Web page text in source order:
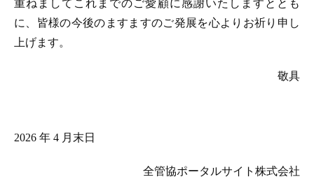
重ねましてこれまでのご愛顧に感謝いたしますととも
に、皆様の今後のますますのご発展を心よりお祈り申し
上げます。
敬具
2026 年 4 月末日
全管協ポータルサイト株式会社